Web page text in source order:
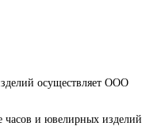
осуществляет ООО
часов и ювелирных изделий